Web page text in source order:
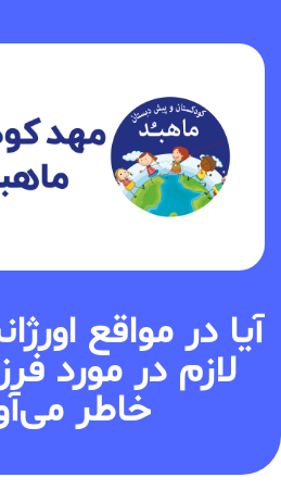
آیا در مواقع
لازم در مورد
خاطر